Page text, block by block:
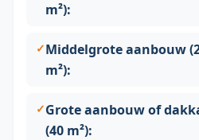
m²):
Middelgrote aanbouw
m²):
Grote aanbouw of
(40 m²):